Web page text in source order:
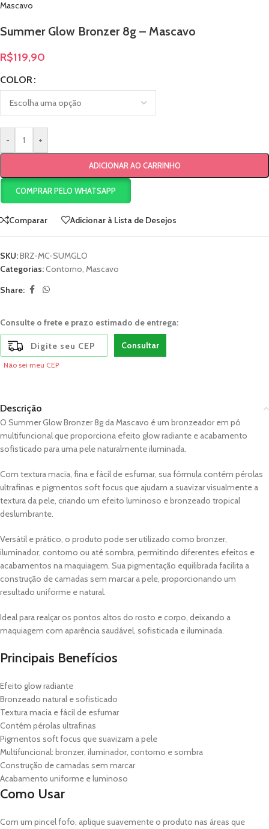
Mascavo
Summer Glow Bronzer 8g – Mascavo
R$119,90
COLOR
- +
ADICIONAR AO CARRINHO
COMPRAR PELO WHATSAPP
Comparar Adicionar à Lista de Desejos
SKU:BRZ-MC-SUMGLO
Categorias:Contorno, Mascavo
Share:
Consulte o frete e prazo estimado de entrega:
Consultar
Não sei meu CEP
Descrição
O Summer Glow Bronzer 8g daMascavo é um bronzeador em pó
multifuncional que proporciona efeito glow radiante e acabamento
sofisticado para uma pele naturalmente iluminada.
Com textura macia, fina e fácil de esfumar, sua fórmula contém pérolas
ultrafinas e pigmentos soft focus que ajudam a suavizar visualmente a
textura da pele, criando um efeito luminoso e bronzeado tropical
deslumbrante.
Versátil e prático, o produto pode ser utilizado como bronzer,
iluminador, contorno ou até sombra, permitindo diferentes efeitos e
acabamentos na maquiagem. Sua pigmentação equilibrada facilita a
construção de camadas sem marcar a pele, proporcionando um
resultado uniforme e natural.
Ideal para realçar os pontos altos do rosto e corpo, deixando a
maquiagem com aparência saudável, sofisticada e iluminada.
Principais Benefícios
Efeito glow radiante
Bronzeado natural e sofisticado
Textura macia e fácil de esfumar
Contém pérolas ultrafinas
Pigmentos soft focus que suavizam a pele
Multifuncional: bronzer, iluminador, contorno e sombra
Construção de camadas sem marcar
Acabamento uniforme e luminoso
Como Usar
Com um pincel fofo, aplique suavemente o produto nas áreas que